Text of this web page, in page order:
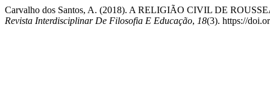
Carvalho dos Santos, A. (2018). A RELIGIÃO CIVIL DE
Revista Interdisciplinar De Filosofia E Educação, 18(3). https://